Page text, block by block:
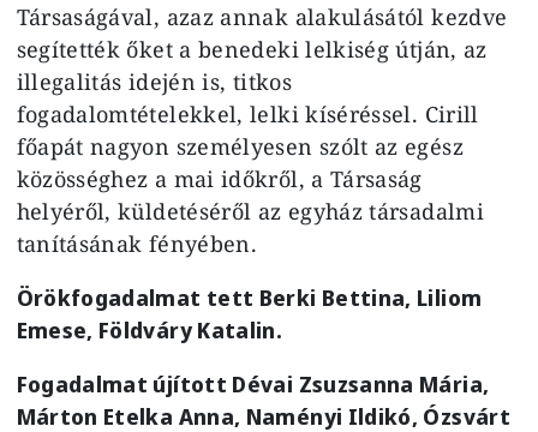
Társaságával, azaz annak alakulásától kezdve
segítették őket a benedeki lelkiség útján, az
illegalitás idején is, titkos
fogadalomtételekkel, lelki kíséréssel. Cirill
főapát nagyon személyesen szólt az egész
közösséghez a mai időkről, a Társaság
helyéről, küldetéséről az egyház társadalmi
tanításának fényében.
Örökfogadalmat tett Berki Bettina, Liliom
Emese, Földváry Katalin.
Fogadalmat újított Dévai Zsuzsanna Mária,
Márton Etelka Anna, Naményi Ildikó, Ózsvárt